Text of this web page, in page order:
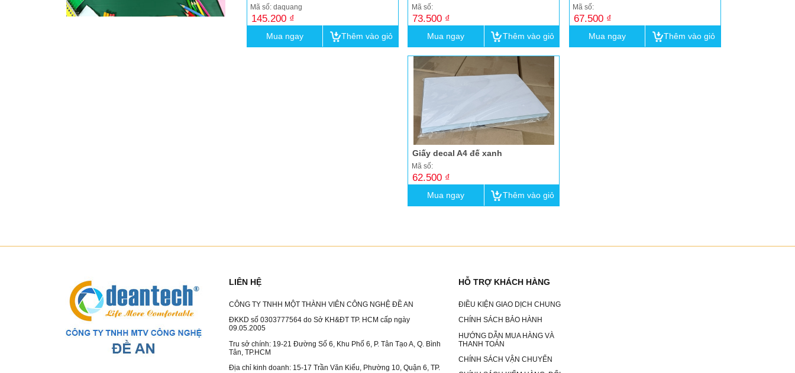
Mã số: daquang
145.200 ₫
Mua ngay Thêm vào giỏ
Mã số:
73.500 ₫
Mua ngay Thêm vào giỏ
Mã số:
67.500 ₫
Mua ngay Thêm vào giỏ
Giấy decal A4 đế xanh
Mã số:
62.500 ₫
Mua ngay Thêm vào giỏ
LIÊN HỆ
CÔNG TY TNHH MỘT THÀNH VIÊN CÔNG NGHỆ ĐỀ AN
ĐKKD số 0303777564 do Sở KH&ĐT TP. HCM cấp ngày
09.05.2005
Tru sở chính: 19-21 Đường Số 6, Khu Phố 6, P. Tân Tạo A, Q. Bình
Tân, TP.HCM
Địa chỉ kinh doanh: 15-17 Trần Văn Kiểu, Phường 10, Quận 6, TP.
HỖ TRỢ KHÁCH HÀNG
ĐIỀU KIỆN GIAO DỊCH CHUNG
CHÍNH SÁCH BẢO HÀNH
HƯỚNG DẪN MUA HÀNG VÀ
THANH TOÁN
CHÍNH SÁCH VẬN CHUYỂN